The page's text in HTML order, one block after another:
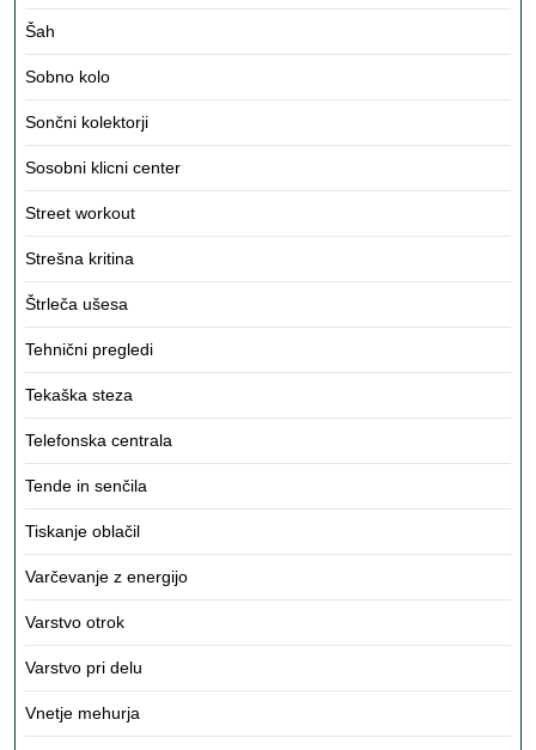
Šah
Sobno kolo
Sončni kolektorji
Sosobni klicni center
Street workout
Strešna kritina
Štrleča ušesa
Tehnični pregledi
Tekaška steza
Telefonska centrala
Tende in senčila
Tiskanje oblačil
Varčevanje z energijo
Varstvo otrok
Varstvo pri delu
Vnetje mehurja